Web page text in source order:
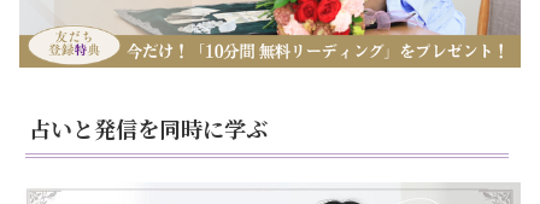
占いと発信を同時に学ぶ